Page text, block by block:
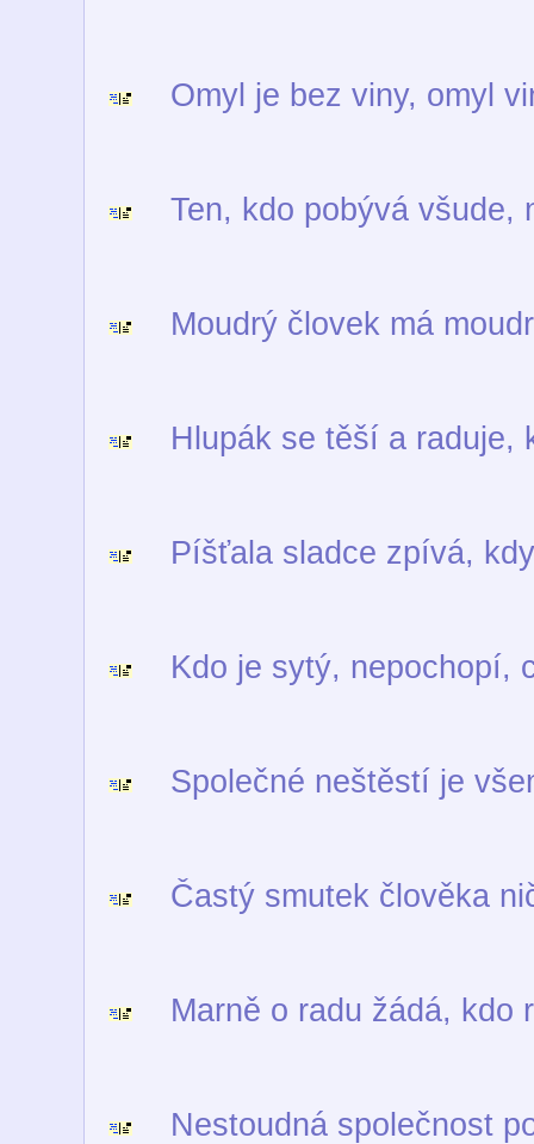
Omyl je bez viny, omyl
Ten, kdo pobývá všude,
Moudrý človek má
Hlupák se těší a raduje,
Píšťala sladce zpívá,
Kdo je sytý, nepochopí,
Společné neštěstí je
Častý smutek člověka
Marně o radu žádá, kdo
Nestoudná společnost